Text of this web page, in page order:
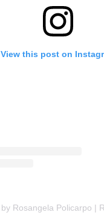
View this post on